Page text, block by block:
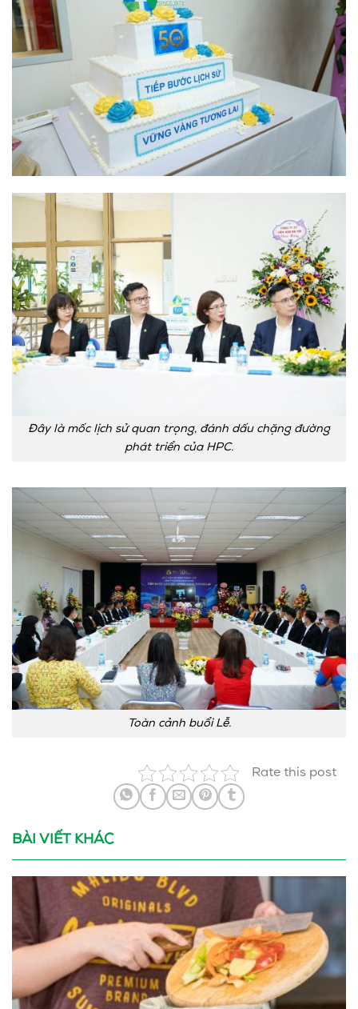
Đây là mốc lịch sử quan trọng, đánh dấu chặng đường
phát triển của HPC.
Toàn cảnh buổi Lễ.
Rate this post
BÀI VIẾT KHÁC